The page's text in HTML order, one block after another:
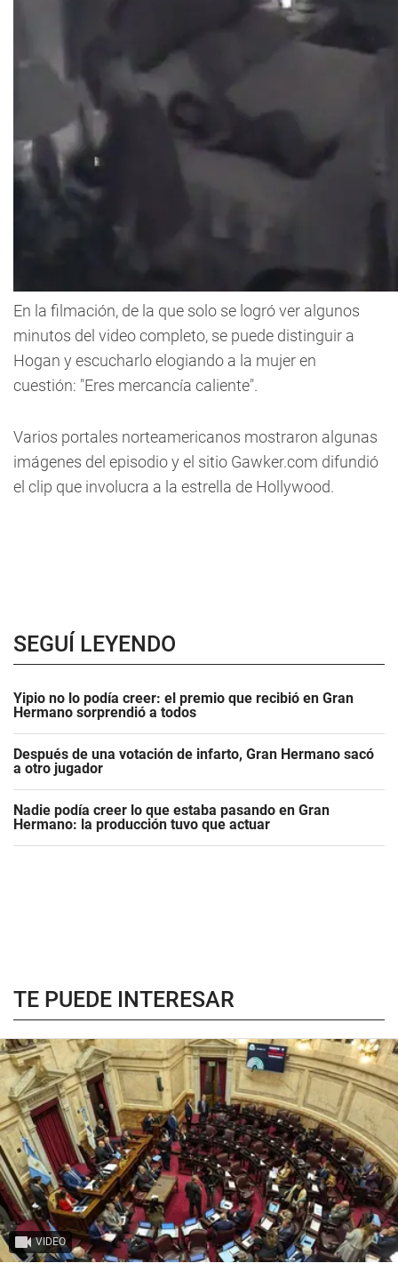
En la filmación, de la que solo se logró ver algunos
minutos del video completo, se puede distinguir a
Hogan y escucharlo elogiando a la mujer en
cuestión: "Eres mercancía caliente".
Varios portales norteamericanos mostraron algunas
imágenes del episodio y el sitio Gawker.com difundió
el clip que involucra a la estrella de Hollywood.
SEGUÍ LEYENDO
Yipio no lo podía creer: el premio que recibió en Gran
Hermano sorprendió a todos
Después de una votación de infarto, Gran Hermano sacó
a otro jugador
Nadie podía creer lo que estaba pasando en Gran
Hermano: la producción tuvo que actuar
TE PUEDE INTERESAR
VIDEO